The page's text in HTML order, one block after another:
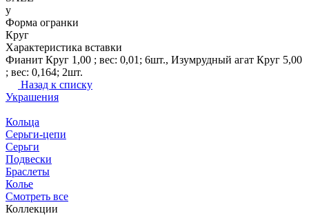
y
Форма огранки
Круг
Характеристика вставки
Фианит Круг 1,00 ; вес: 0,01; 6шт., Изумрудный агат Круг 5,00
; вес: 0,164; 2шт.
Назад к списку
Украшения
Кольца
Серьги-цепи
Серьги
Подвески
Браслеты
Колье
Смотреть все
Коллекции